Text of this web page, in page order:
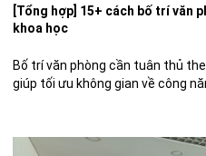
[Tổng hợp] 15+ cách bố trí văn
khoa học
Bố trí văn phòng cần tuân thủ
giúp tối ưu không gian về công
cách bố trí […]